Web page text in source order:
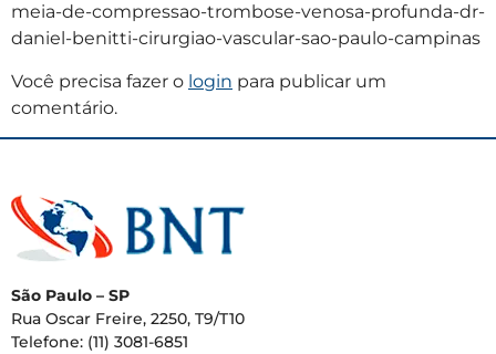
meia-de-compressao-trombose-venosa-profunda-dr-
daniel-benitti-cirurgiao-vascular-sao-paulo-campinas
Você precisa fazer o login para publicar um
comentário.
São Paulo – SP
Rua Oscar Freire, 2250, T9/T10
Telefone: (11) 3081-6851